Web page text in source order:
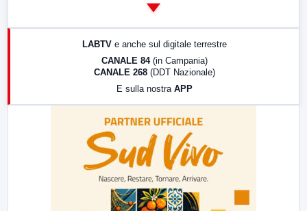
LABTV e anche sul digitale terrestre
CANALE 84 (in Campania)
CANALE 268 (DDT Nazionale)
E sulla nostra APP